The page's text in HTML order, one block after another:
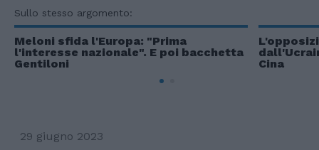
Sullo stesso argomento:
Meloni sfida l'Europa: "Prima
l'interesse nazionale". E poi bacchetta
Gentiloni
Cina
29 giugno 2023